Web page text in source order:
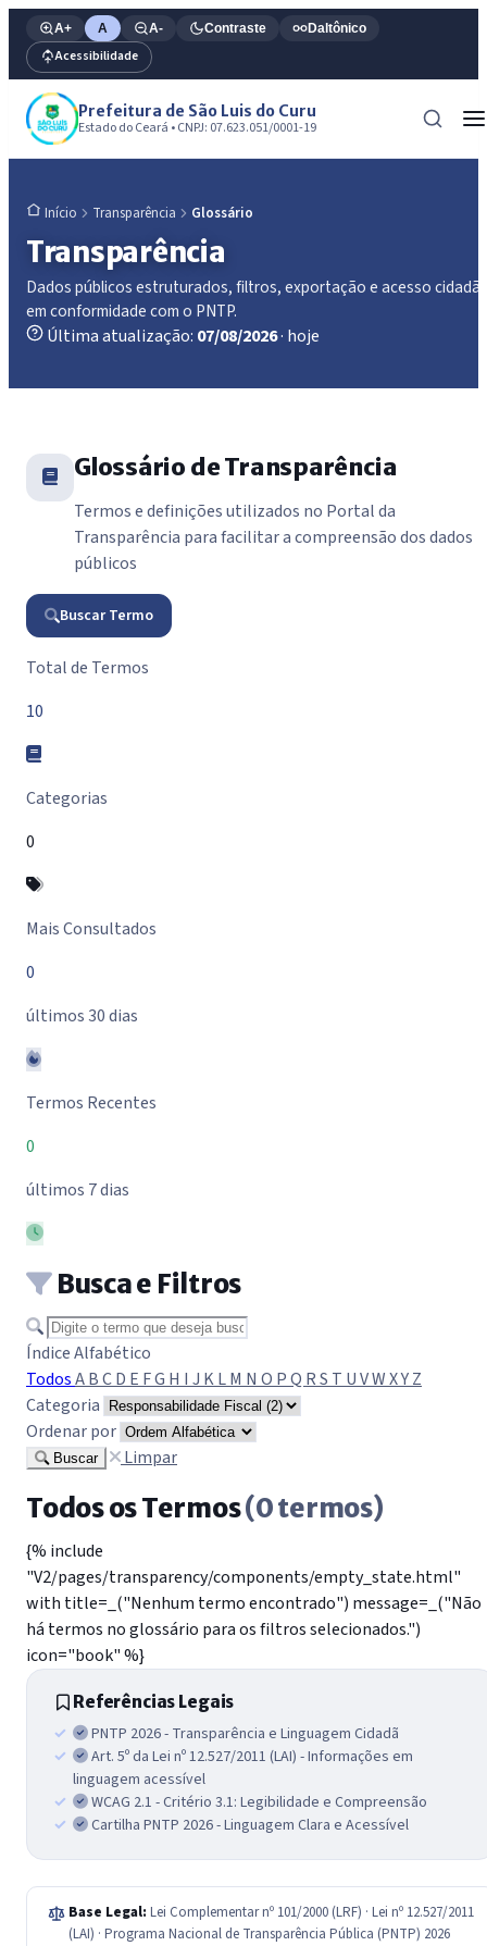
A+ A A- Contraste Daltônico
Acessibilidade
Prefeitura de São Luis do Curu
Estado do Ceará • CNPJ: 07.623.051/0001-19
Início Transparência Glossário
Transparência
Dados públicos estruturados, filtros, exportação e acesso
em conformidade com o PNTP.
Última atualização: 07/08/2026· hoje
Glossário de Transparência
Termos e definições utilizados no Portal da
Transparência para facilitar a compreensão dos dados
públicos
Buscar Termo
Resumo do Glossário
Total de Termos
10
Categorias
0
Mais Consultados
0
últimos 30 dias
Termos Recentes
0
últimos 7 dias
Busca e Filtros
Buscar termo
Índice Alfabético
TodosABCD E FG H I J KLM N O PQ RS T UVWXYZ
Categoria
Ordenar por
Buscar Limpar
Todos os Termos(0 termos)
{% include
"V2/pages/transparency/components/empty_state.html"
with title=_("Nenhum termo encontrado") message=_("Não
há termos no glossário para os filtros selecionados.")
icon="book" %}
Referências Legais
PNTP 2026 - Transparência e Linguagem Cidadã
Art. 5º da Lei nº 12.527/2011 (LAI) - Informações em
linguagem acessível
WCAG 2.1 - Critério 3.1: Legibilidade e Compreensão
Cartilha PNTP 2026 - Linguagem Clara e Acessível
Base Legal: Lei Complementar nº 101/2000 (LRF) · Lei nº 12.527/2011
(LAI) · Programa Nacional de Transparência Pública (PNTP) 2026